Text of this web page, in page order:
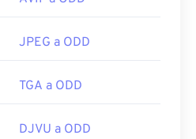
JPEG a ODD
TGA a ODD
DJVU a ODD